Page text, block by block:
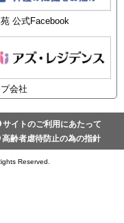
公式Facebook
会社
サイトのご利用にあたって
高齢者虐待防止の為の指針
Reserved.